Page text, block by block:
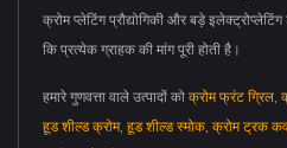
क्रोम प्लेटिंग प्रौद्योगिकी और बड़े
कि प्रत्येक ग्राहक की मांग पूरी होती है।
हमारे गुणवत्ता वाले उत्पादों को क्रोम फ्रंट ग्रिल
हूड शील्ड क्रोम, हूड शील्ड स्मोक क्रोम ट्रक